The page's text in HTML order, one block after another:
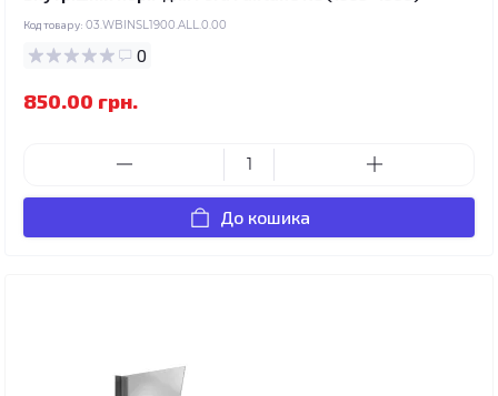
Код товару: 03.WBINSL1900.ALL.0.00
0
850.00 грн.
До кошика